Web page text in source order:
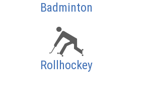
Badminton
Rollhockey